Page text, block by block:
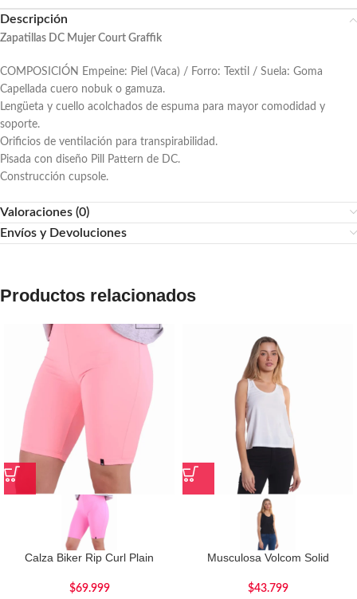
Descripción
Zapatillas DC Mujer Court Graffik
COMPOSICIÓN Empeine: Piel (Vaca) / Forro: Textil / Suela: Goma
Capellada cuero nobuk o gamuza.
Lengüeta y cuello acolchados de espuma para mayor comodidad y
soporte.
Orificios de ventilación para transpirabilidad.
Pisada con diseño Pill Pattern de DC.
Construcción cupsole.
Valoraciones (0)
Envíos y Devoluciones
Productos relacionados
Calza Biker Rip Curl Plain
$69.999
Musculosa Volcom Solid
$43.799